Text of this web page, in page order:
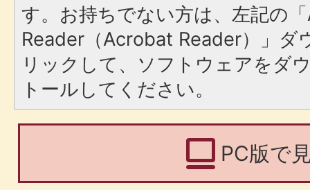
す。お持ちでない方は、左記の
Reader（Acrobat Reader）」ダ
リックして、ソフトウェアをダ
トールしてください。
PC版で